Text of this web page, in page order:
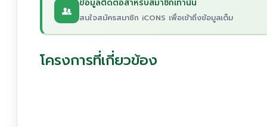
ข้อมูลติดต่อสำหรับสมาชิกเท่านั้น
สนใจสมัครสมาชิก iCONS เพื่อเข้าถึงข้อมูลเต็ม
โครงการที่เกี่ยวข้อง